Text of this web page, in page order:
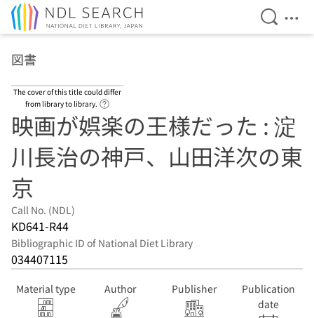
Open
図書
The cover of this title could differ
from library to library.
映画が娯楽の王様だった : 淀
川長治の神戸、山田洋次の東
京
Call No. (NDL)
KD641-R44
Bibliographic ID of National Diet Library
034407115
Material type Author Publisher
Publication
date